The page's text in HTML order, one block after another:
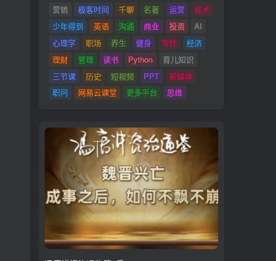
营销
极客时间 千聊 名著 运营
技术
少年得到
英语 沟通 商业 投资
AI
心理学
职场 养生 健身 写作
经济
理财
管理 读书 Python
育儿知识
三节课
历史 短视频 PPT
新媒体
职问
网易云课堂 更多平台 思维